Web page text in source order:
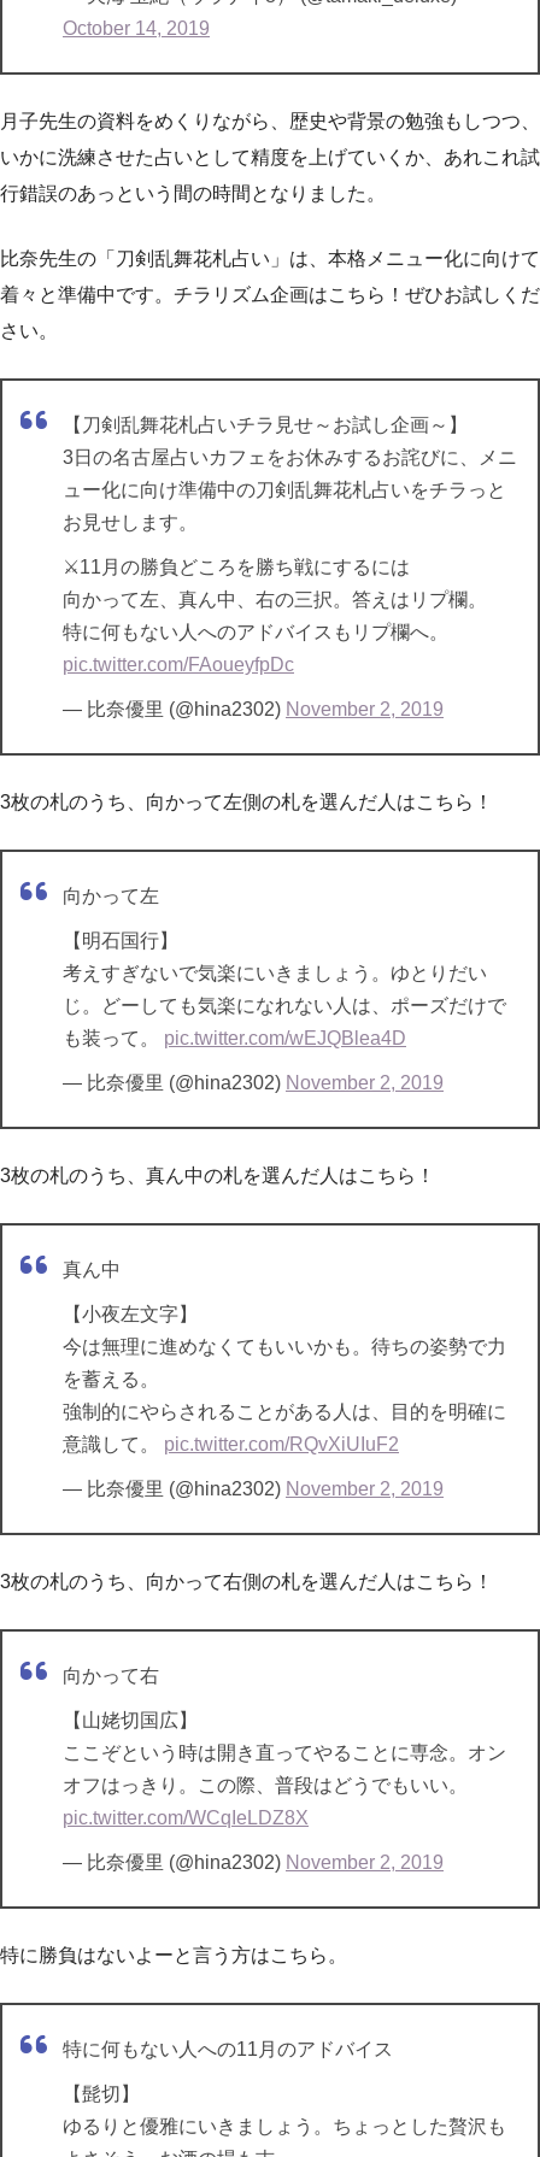
October 14, 2019
月子先生の資料をめくりながら、歴史や背景の勉強もしつつ、
いかに洗練させた占いとして精度を上げていくか、あれこれ試
行錯誤のあっという間の時間となりました。
比奈先生の「刀剣乱舞花札占い」は、本格メニュー化に向けて
着々と準備中です。チラリズム企画はこちら！ぜひお試しくだ
さい。
【刀剣乱舞花札占いチラ見せ～お試し企画～】
3日の名古屋占いカフェをお休みするお詫びに、メニ
ュー化に向け準備中の刀剣乱舞花札占いをチラっと
お見せします。
⚔️11月の勝負どころを勝ち戦にするには
向かって左、真ん中、右の三択。答えはリプ欄。
特に何もない人へのアドバイスもリプ欄へ。
pic.twitter.com/FAoueyfpDc
— 比奈優里 (@hina2302) November 2, 2019
3枚の札のうち、向かって左側の札を選んだ人はこちら！
向かって左
【明石国行】
考えすぎないで気楽にいきましょう。ゆとりだい
じ。どーしても気楽になれない人は、ポーズだけで
も装って。 pic.twitter.com/wEJQBlea4D
— 比奈優里 (@hina2302) November 2, 2019
3枚の札のうち、真ん中の札を選んだ人はこちら！
真ん中
【小夜左文字】
今は無理に進めなくてもいいかも。待ちの姿勢で力
を蓄える。
強制的にやらされることがある人は、目的を明確に
意識して。 pic.twitter.com/RQvXiUIuF2
— 比奈優里 (@hina2302) November 2, 2019
3枚の札のうち、向かって右側の札を選んだ人はこちら！
向かって右
【山姥切国広】
ここぞという時は開き直ってやることに専念。オン
オフはっきり。この際、普段はどうでもいい。
pic.twitter.com/WCqIeLDZ8X
— 比奈優里 (@hina2302) November 2, 2019
特に勝負はないよーと言う方はこちら。
特に何もない人への11月のアドバイス
【髭切】
ゆるりと優雅にいきましょう。ちょっとした贅沢も